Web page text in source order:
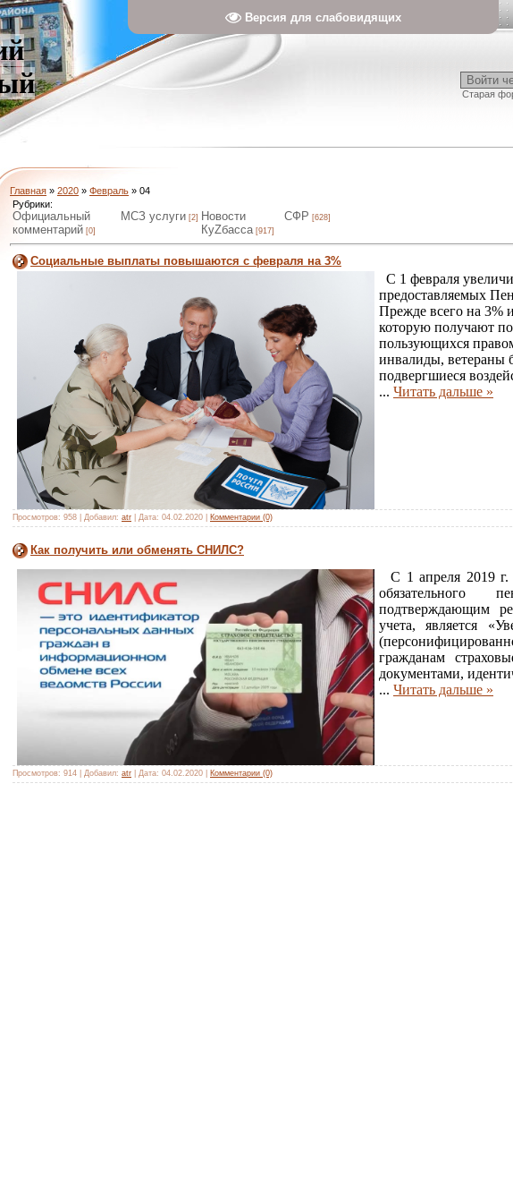
Версия для слабовидящих
Войти
Старая
Главная » 2020 » Февраль » 04
Рубрики:
Официальный
комментарий [0]
МСЗ услуги [2]
Новости
КуZбасса [917]
СФР [628]
Социальные выплаты повышаются с февраля на 3%
С 1 февраля
предоставляемых
Прежде всего на 3%
которую получают
пользующихся
инвалиды, ветераны
подвергшиеся
... Читать дальше »
Просмотров: 958 Добавил: atr Дата: 04.02.2020 Комментарии (0)
Как получить или обменять СНИЛС?
С 1 апреля 2019 г.
обязательного
подтверждающим
учета, является
гражданам
документами,
... Читать дальше »
Просмотров: 914 Добавил: atr Дата: 04.02.2020 Комментарии (0)